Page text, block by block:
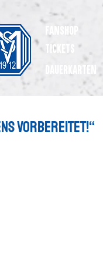
Fanshop
Tickets
vorbereitet!“